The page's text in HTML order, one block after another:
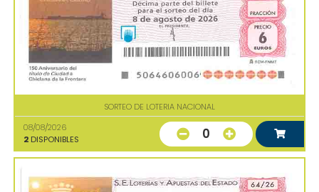
SORTEO DE LOTERIA NACIONAL
08/08/2026
2 DISPONIBLES 0